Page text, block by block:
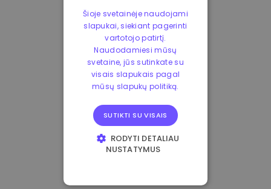
Šioje svetainėje naudojami
slapukai, siekiant pagerinti
vartotojo patirtį.
Naudodamiesi mūsų
svetaine, jūs sutinkate su
visais slapukais pagal
mūsų slapukų politiką.
SUTIKTI SU VISAIS
RODYTI DETALIAU
NUSTATYMUS